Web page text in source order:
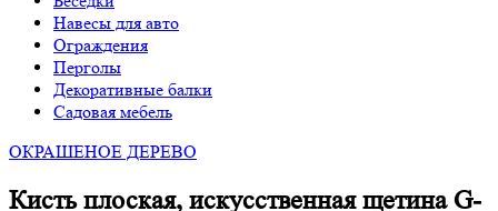
Навесы для авто
Ограждения
Перголы
Декоративные балки
Садовая мебель
ОКРАШЕНОЕ ДЕРЕВО
Кисть плоская, искусственная щетина G-